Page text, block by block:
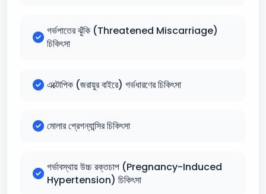
গর্ভপাতের ঝুঁকি (Threatened Miscarriage)
চিকিৎসা
এক্টোপিক (জরায়ুর বাইরে) গর্ভধারণের চিকিৎসা
মোলার প্রেগন্যান্সির চিকিৎসা
গর্ভাবস্থায় উচ্চ রক্তচাপ (Pregnancy-Induced
Hypertension) চিকিৎসা